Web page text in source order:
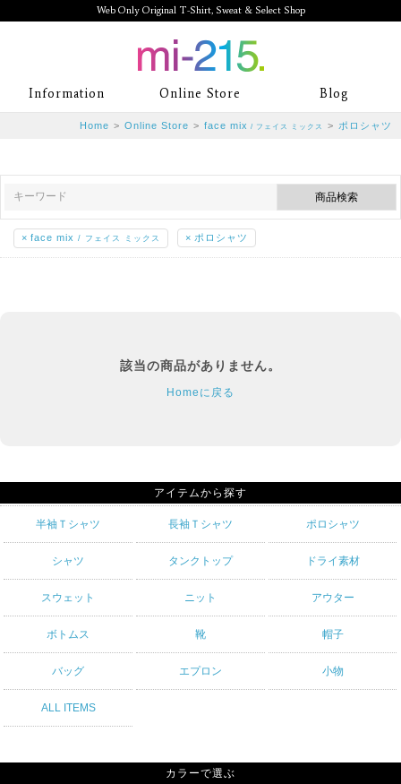
Web Only Original T-Shirt, Sweat & Select Shop
mi-215. Web Only Original T-Shirt,
Sweat & Select Shop mi-215. Tシャ
ランド専門通販
Information Online Store Blog
Home > Online Store > face mix / フェイス ミックス > ポロシャツ
× face mix / フェイス ミックス × ポロシャツ
該当の商品がありません。
Homeに戻る
アイテムから探す
半袖Ｔシャツ 長袖Ｔシャツ ポロシャツ
シャツ タンクトップ ドライ素材
スウェット ニット アウター
ボトムス 靴 帽子
バッグ エプロン 小物
ALL ITEMS
カラーで選ぶ